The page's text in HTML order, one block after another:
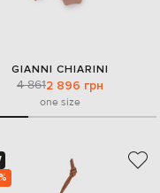
GIANNI CHIARINI
4 8612 896 грн
one size